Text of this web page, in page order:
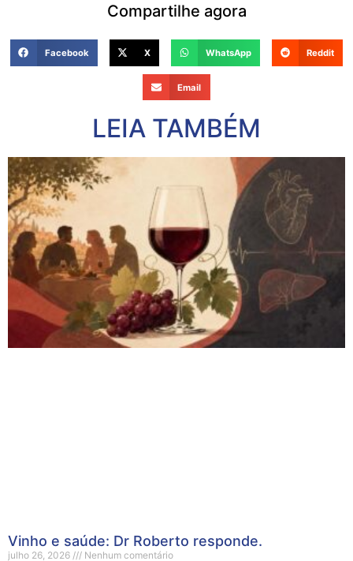
Compartilhe agora
Facebook X WhatsApp Reddit
Email
LEIA TAMBÉM
Vinho e saúde: Dr Roberto responde.
julho 26, 2026 Nenhum comentário